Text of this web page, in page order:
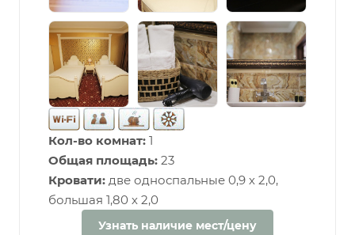
Кол-во комнат: 1
Общая площадь: 23
Кровати: две односпальные 0,9 х 2,0,
большая 1,80 х 2,0
Узнать наличие мест/цену